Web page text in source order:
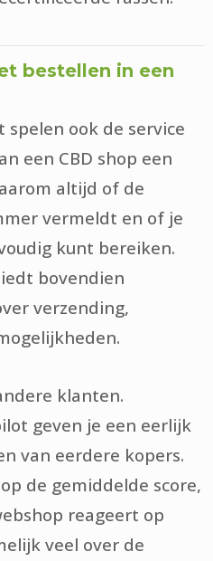
bestellen in een
ook de service
een CBD shop een
altijd of de
vermeldt en of je
kunt bereiken.
bovendien
verzending,
klanten.
geven je een eerlijk
van eerdere kopers.
de gemiddelde score,
reageert op
veel over de